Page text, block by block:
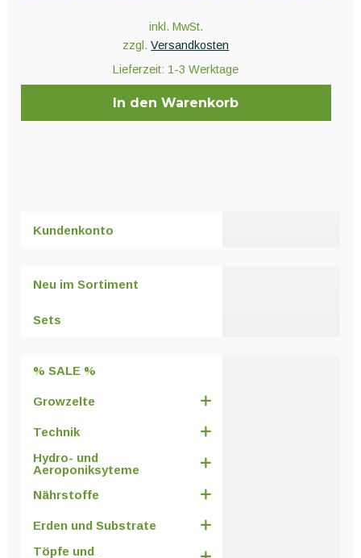
inkl. MwSt.
zzgl.Versandkosten
Lieferzeit: 1-3 Werktage
In den Warenkorb
Kundenkonto
Neu im Sortiment
Sets
% SALE %
Growzelte
Technik
Hydro- und
Aeroponiksyteme
Nährstoffe
Erden und Substrate
Töpfe und